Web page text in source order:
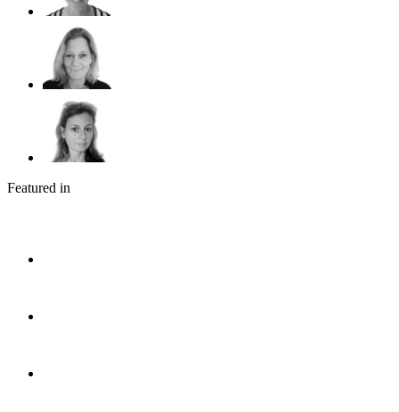
Featured in